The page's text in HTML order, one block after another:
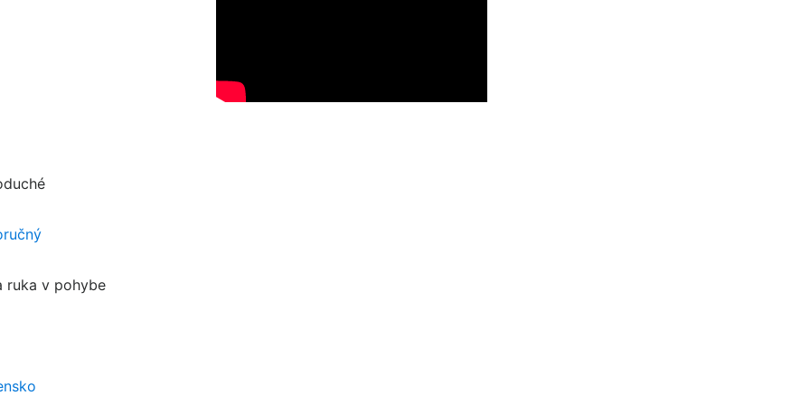
ruka v pohybe